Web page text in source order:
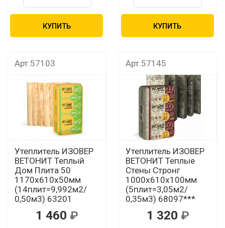
КУПИТЬ КУПИТЬ
Арт.57103
Утеплитель ИЗОВЕР
ВЕТОНИТ Теплый
Дом Плита 50
1170х610х50мм
(14плит=9,992м2/
0,50м3) 63201
1 460
Арт.57145
Утеплитель ИЗОВЕР
ВЕТОНИТ Теплые
Стены Стронг
1000х610х100мм
(5плит=3,05м2/
0,35м3) 68097***
1 320